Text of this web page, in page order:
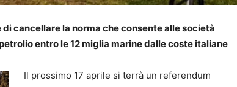
cancellare la norma che consente alle società
entro le 12 miglia marine dalle coste italiane
Il prossimo 17 aprile si terrà un referendum